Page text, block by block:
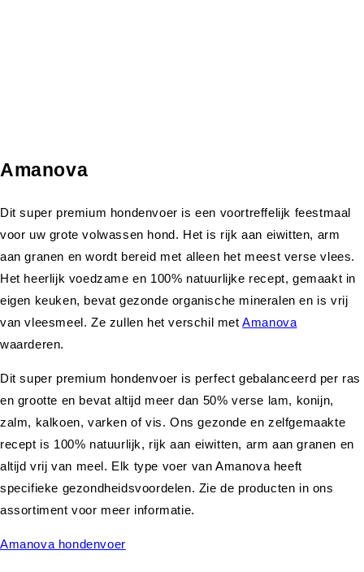
Amanova
Dit super premium hondenvoer is een voortreffelijk feestmaal
voor uw grote volwassen hond. Het is rijk aan eiwitten, arm
aan granen en wordt bereid met alleen het meest verse vlees.
Het heerlijk voedzame en 100% natuurlijke recept, gemaakt in
eigen keuken, bevat gezonde organische mineralen en is vrij
van vleesmeel. Ze zullen het verschil metAmanova
waarderen.
Dit super premium hondenvoer is perfect gebalanceerd per ras
en grootte en bevat altijd meer dan 50% verse lam, konijn,
zalm, kalkoen, varken of vis. Ons gezonde en zelfgemaakte
recept is 100% natuurlijk, rijk aan eiwitten, arm aan granen en
altijd vrij van meel. Elk type voer van Amanova heeft
specifieke gezondheidsvoordelen. Zie de producten in ons
assortiment voor meer informatie.
Amanova hondenvoer